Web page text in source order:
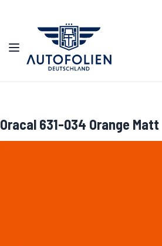
Navigation umschalten
Oracal 631-034 Orange Matt